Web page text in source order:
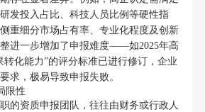
发投入占比、科技人员比例等硬性指
重细分市场占有率、专业化程度及创新
进一步增加了申报难度——如2025年高
转化能力”的评分标准已进行修订，企业
求，极易导致申报失败。
限性
的资质申报团队，往往由财务或行政人